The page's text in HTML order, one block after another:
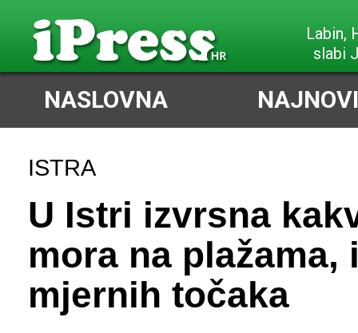
Labin,
slabi
NASLOVNA
ISTRA
U Istri izvrsna
mora na plažama,
mjernih točaka